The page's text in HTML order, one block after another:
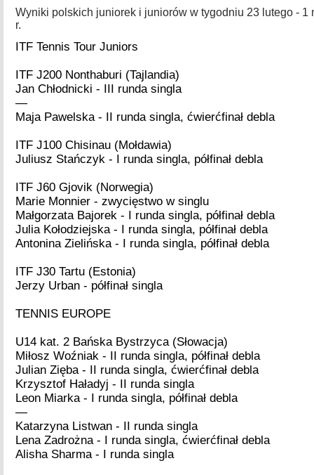
Wyniki polskich juniorek i juniorów w tygodniu 23 lutego - 1
r.
ITF Tennis Tour Juniors
ITF J200 Nonthaburi (Tajlandia)
Jan Chłodnicki - III runda singla
—
Maja Pawelska - II runda singla, ćwierćfinał debla
ITF J100 Chisinau (Mołdawia)
Juliusz Stańczyk - I runda singla, półfinał debla
ITF J60 Gjovik (Norwegia)
Marie Monnier - zwycięstwo w singlu
Małgorzata Bajorek - I runda singla, półfinał debla
Julia Kołodziejska - I runda singla, półfinał debla
Antonina Zielińska - I runda singla, półfinał debla
ITF J30 Tartu (Estonia)
Jerzy Urban - półfinał singla
TENNIS EUROPE
U14 kat. 2 Bańska Bystrzyca (Słowacja)
Miłosz Woźniak - II runda singla, półfinał debla
Julian Zięba - II runda singla, ćwierćfinał debla
Krzysztof Haładyj - II runda singla
Leon Miarka - I runda singla, półfinał debla
—
Katarzyna Listwan - II runda singla
Lena Zadrożna - I runda singla, ćwierćfinał debla
Alisha Sharma - I runda singla